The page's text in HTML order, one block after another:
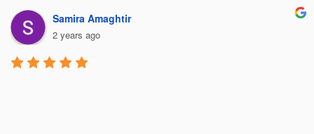
Samira Amaghtir
2 years ago